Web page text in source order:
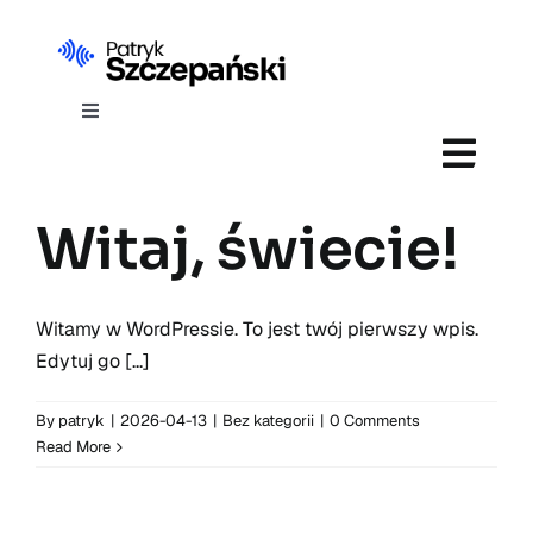
Toggle
CV
Witaj, świecie!
Witamy w WordPressie. To jest twój pierwszy wpis.
Edytuj go [...]
By patryk | 2026-04-13 | Bez kategorii | 0 Comments
Read More